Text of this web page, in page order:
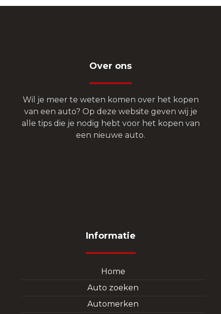
Over ons
Wil je meer te weten komen over het kopen
van een auto? Op deze website geven wij je
alle tips die je nodig hebt voor het kopen van
een nieuwe auto.
Informatie
Home
Auto zoeken
Automerken